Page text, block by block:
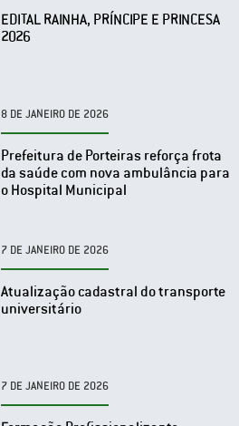
EDITAL RAINHA, PRÍNCIPE E PRINCESA
2026
8 DE JANEIRO DE 2026
Prefeitura de Porteiras reforça frota
da saúde com nova ambulância para
o Hospital Municipal
7 DE JANEIRO DE 2026
Atualização cadastral do transporte
universitário
7 DE JANEIRO DE 2026